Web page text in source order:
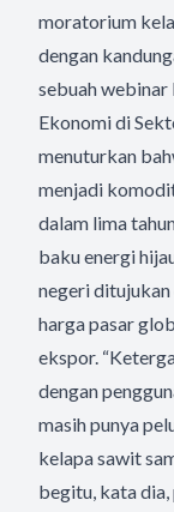
moratorium
dengan
sebuah
Ekonomi di
menuturkan
menjadi
dalam lima
baku energi
negeri
harga pasar
ekspor.
dengan
masih punya
kelapa sawit
begitu, kata